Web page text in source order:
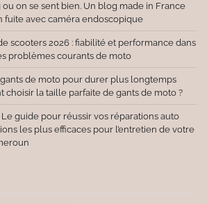
ou on se sent bien. Un blog made in France
fuite avec caméra endoscopique
scooters 2026 : fiabilité et performance dans
problèmes courants de moto
de moto pour durer plus longtemps
choisir la taille parfaite de gants de moto ?
guide pour réussir vos réparations auto
les plus efficaces pour l’entretien de votre